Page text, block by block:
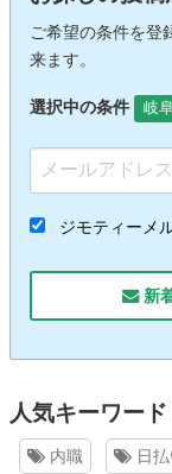
ご希望の条件を登
来ます。
選択中の条件 岐
ジモティーメ
新
人気キーワード
内職 日